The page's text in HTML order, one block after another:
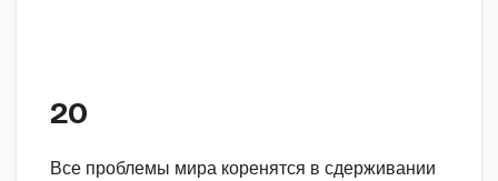
20
Все проблемы мира коренятся в сдерживании